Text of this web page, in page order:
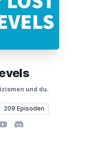
und du.
209 Episoden
Discord